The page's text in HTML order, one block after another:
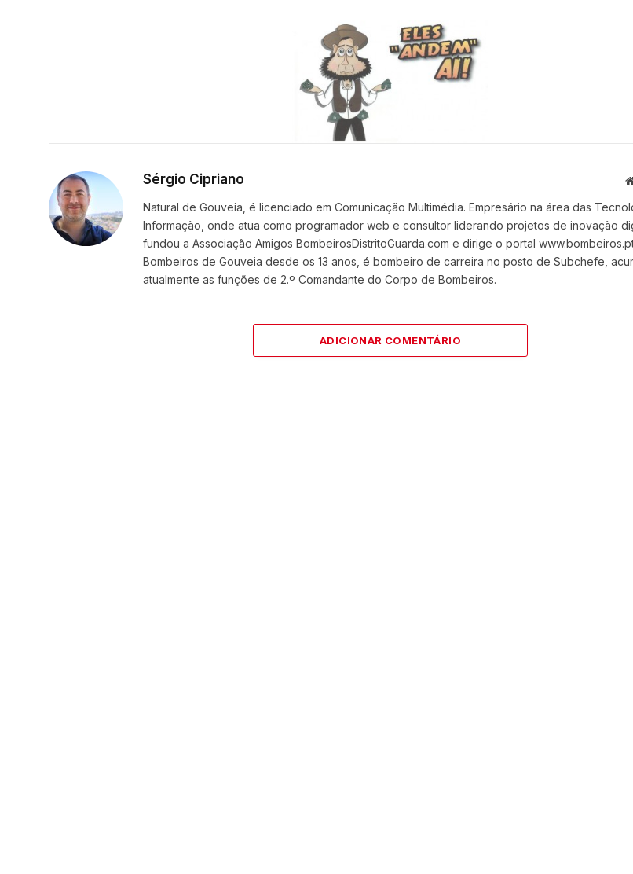
Sérgio Cipriano
Natural de Gouveia, é licenciado em Comunicação Multimédia. Empresário na área das
Informação, onde atua como programador web e consultor liderando projetos de inovação
fundou a Associação Amigos BombeirosDistritoGuarda.com e dirige o portal
Bombeiros de Gouveia desde os 13 anos, é bombeiro de carreira no posto de Subchefe,
atualmente as funções de 2.º Comandante do Corpo de Bombeiros.
ADICIONAR COMENTÁRIO